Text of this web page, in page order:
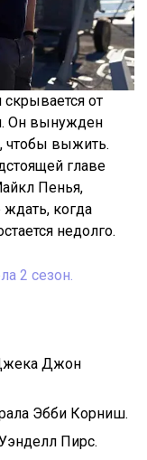
от
Он вынужден
чтобы выжить.
главе
Пенья,
ждать, когда
недолго.
2 сезон.
Джон
Эбби Корниш.
Пирс.